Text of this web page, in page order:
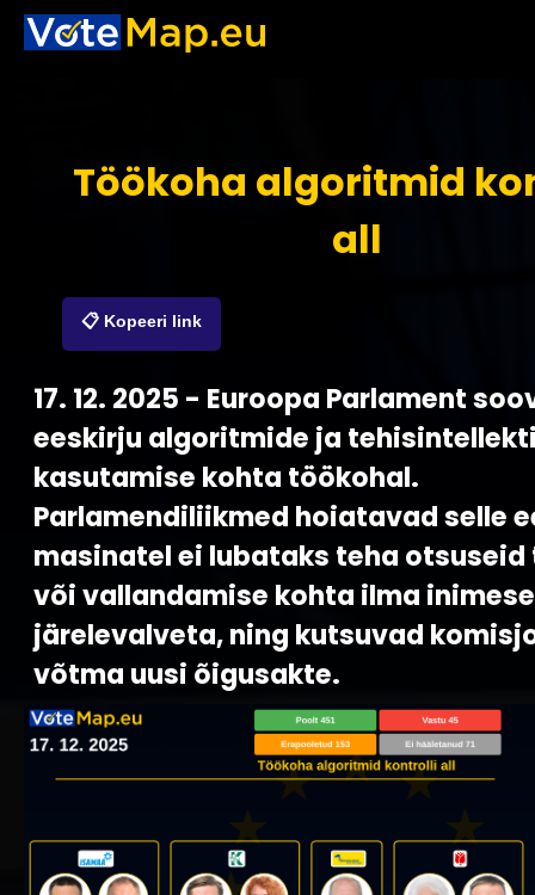
Töökoha algoritmid
all
📋 Kopeeri link
17. 12. 2025 - Euroopa Parlament
eeskirju algoritmide ja
kasutamise kohta töökohal.
Parlamendiliikmed hoiatavad selle
masinatel ei lubataks teha otsuseid
või vallandamise kohta ilma inimese
järelevalveta, ning kutsuvad
võtma uusi õigusakte.